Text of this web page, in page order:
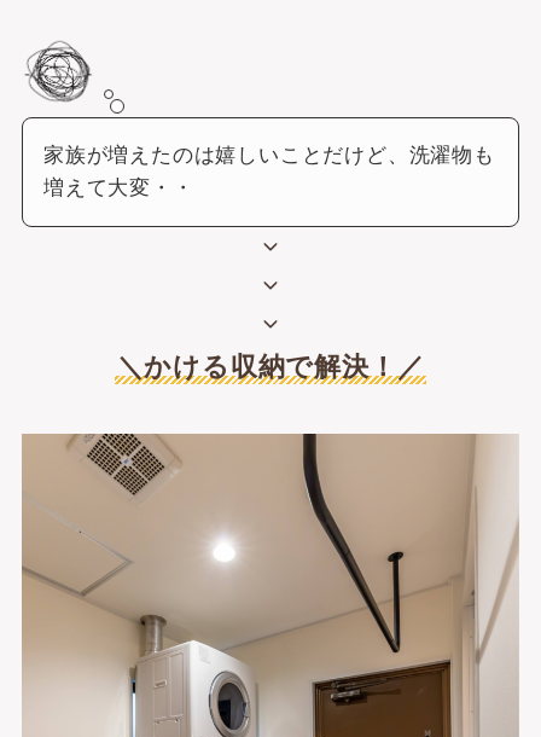
家族が増えたのは嬉しいことだけど、洗濯物も
増えて大変・・
＼かける収納で解決！／